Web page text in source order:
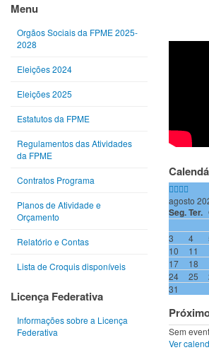
Menu
Orgãos Sociais da FPME 2025-
2028
Eleições 2024
Eleições 2025
Estatutos da FPME
Regulamentos das Atividades
da FPME
Contratos Programa
Planos de Atividade e
Orçamento
Relatório e Contas
Lista de Croquis disponíveis
Licença Federativa
Informações sobre a Licença
Federativa
agosto
Seg.Ter.
3
4
10
11
17
18
24
25
31
Sem
Ver